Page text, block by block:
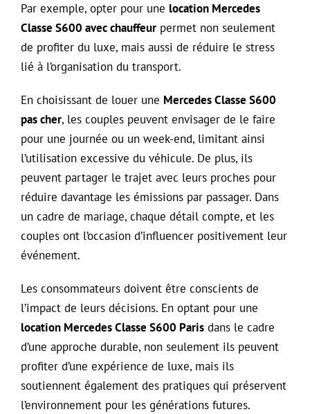
Par exemple, opter pour une location Mercedes
Classe S600 avec chauffeur permet non seulement
de profiter du luxe, mais aussi de réduire le stress
lié à l’organisation du transport.
En choisissant de louer une Mercedes Classe S600
pas cher, les couples peuvent envisager de le faire
pour une journée ou un week-end, limitant ainsi
l’utilisation excessive du véhicule. De plus, ils
peuvent partager le trajet avec leurs proches pour
réduire davantage les émissions par passager. Dans
un cadre de mariage, chaque détail compte, et les
couples ont l’occasion d’influencer positivement leur
événement.
Les consommateurs doivent être conscients de
l’impact de leurs décisions. En optant pour une
location Mercedes Classe S600 Paris dans le cadre
d’une approche durable, non seulement ils peuvent
profiter d’une expérience de luxe, mais ils
soutiennent également des pratiques qui préservent
l’environnement pour les générations futures.